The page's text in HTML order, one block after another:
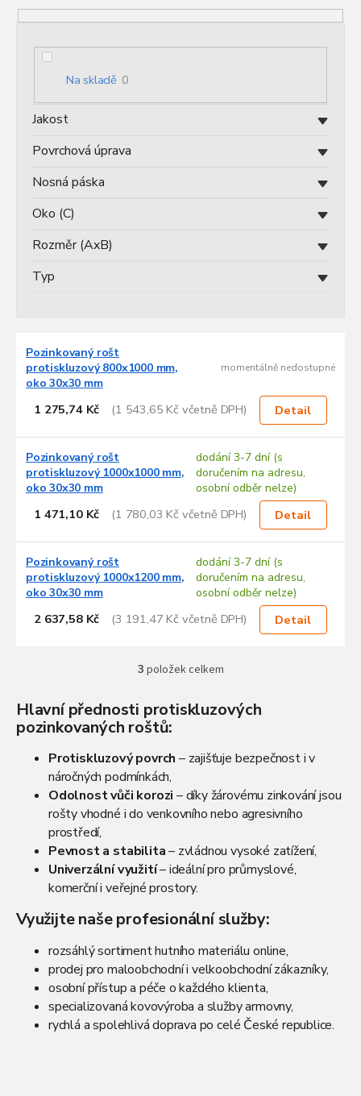
Doprava po celé ČR je samozřejmostí.
p
Na skladě 0
Jakost
Nosná páska
Oko (C)
Povrchová úprava
Rozměr (AxB)
Typ
Pozinkovaný rošt
protiskluzový 800x1000 mm,
oko 30x30 mm
momentálně nedostupné
1 275,74 Kč (1 543,65 Kč včetně DPH) Detail
Pozinkovaný rošt
protiskluzový 1000x1000 mm,
oko 30x30 mm
dodání 3-7 dní (s
doručením na adresu,
osobní odběr nelze)
1 471,10 Kč (1 780,03 Kč včetně DPH) Detail
Pozinkovaný rošt
protiskluzový 1000x1200 mm,
oko 30x30 mm
dodání 3-7 dní (s
doručením na adresu,
osobní odběr nelze)
2 637,58 Kč (3 191,47 Kč včetně DPH) Detail
O
l
á
p
r
k
y
v
ý
i
u
3 položek celkem
Hlavní přednosti protiskluzových
pozinkovaných roštů:
Protiskluzový povrch – zajišťuje bezpečnost i v
náročných podmínkách,
Odolnost vůči korozi – díky žárovému zinkování jsou
rošty vhodné i do venkovního nebo agresivního
prostředí,
Pevnost a stabilita– zvládnou vysoké zatížení,
Univerzální využití– ideální pro průmyslové,
komerční i veřejné prostory.
Využijte naše profesionální služby:
rozsáhlý sortiment hutního materiálu online,
prodej pro maloobchodní i velkoobchodní zákazníky,
osobní přístup a péče o každého klienta,
specializovaná kovovýroba a služby armovny,
rychlá a spolehlivá doprava po celé České republice.